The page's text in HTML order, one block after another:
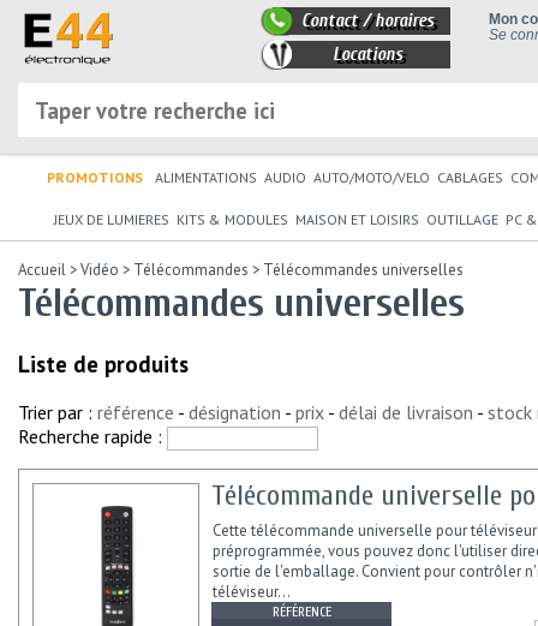
Mon
Se
Contact / horaires
Locations
PROMOTIONS ALIMENTATIONS AUDIO AUTO/MOTO/VELO CABLAGES
JEUX DE LUMIERES KITS & MODULES MAISON ET LOISIRS OUTILLAGE PC
Accueil >Vidéo > Télécommandes > Télécommandes universelles
Télécommandes universelles
Liste de produits
Trier par : référence - désignation - prix - délai de livraison - stock
Recherche rapide :
Télécommande universelle
Cette télécommande universelle pour
préprogrammée, vous pouvez donc l'utiliser
sortie de l'emballage. Convient pour contrôler
téléviseur...
RÉFÉRENCE